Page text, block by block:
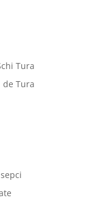
Tura
de Tura